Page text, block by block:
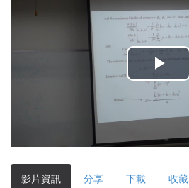
播
放
影
片
影片資訊 分享 下載 收藏